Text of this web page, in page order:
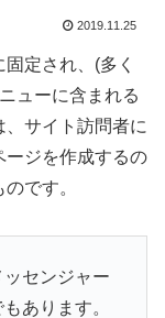
2019.11.25
定され、(多く
ューに含まれる
サイト訪問者に
ージを作成するの
です。
センジャー
あります。